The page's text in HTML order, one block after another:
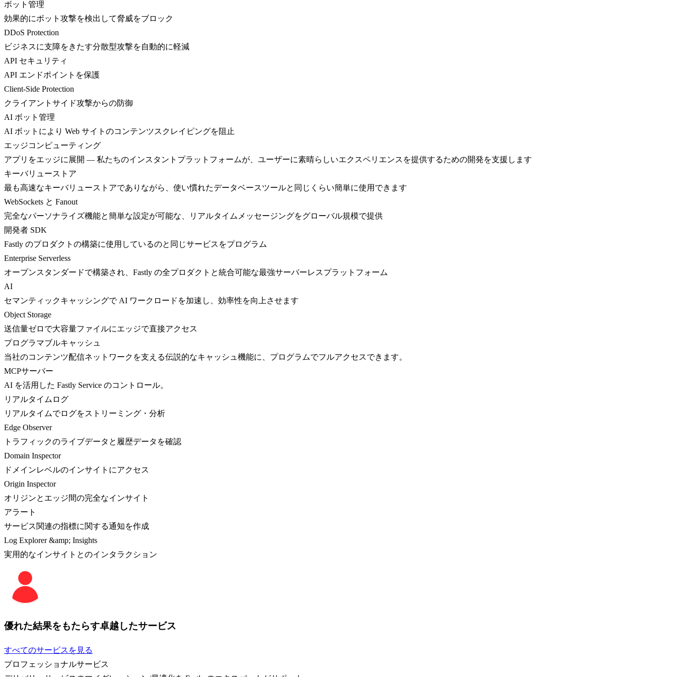
ボット管理
効果的にボット攻撃を検出して脅威をブロック
DDoS Protection
ビジネスに支障をきたす分散型攻撃を自動的に軽減
API セキュリティ
API エンドポイントを保護
Client-Side Protection
クライアントサイド攻撃からの防御
AI ボット管理
AI ボットにより Web サイトのコンテンツスクレイピングを阻止
エッジコンピューティング
アプリをエッジに展開 — 私たちのインスタントプラットフォームが、ユーザーに素晴らしいエクスペリエンスを提供するための開発を支援します
キーバリューストア
最も高速なキーバリューストアでありながら、使い慣れたデータベースツールと同じくらい簡単に使用できます
WebSockets と Fanout
完全なパーソナライズ機能と簡単な設定が可能な、リアルタイムメッセージングをグローバル規模で提供
開発者 SDK
Fastly のプロダクトの構築に使用しているのと同じサービスをプログラム
Enterprise Serverless
オープンスタンダードで構築され、Fastly の全プロダクトと統合可能な最強サーバーレスプラットフォーム
AI
セマンティックキャッシングで AI ワークロードを加速し、効率性を向上させます
Object Storage
送信量ゼロで大容量ファイルにエッジで直接アクセス
プログラマブルキャッシュ
当社のコンテンツ配信ネットワークを支える伝説的なキャッシュ機能に、プログラムでフルアクセスできます。
MCPサーバー
AI を活用した Fastly Service のコントロール。
リアルタイムログ
リアルタイムでログをストリーミング・分析
Edge Observer
トラフィックのライブデータと履歴データを確認
Domain Inspector
ドメインレベルのインサイトにアクセス
Origin Inspector
オリジンとエッジ間の完全なインサイト
アラート
サービス関連の指標に関する通知を作成
Log Explorer &amp; Insights
実用的なインサイトとのインタラクション
優れた結果をもたらす卓越したサービス
すべてのサービスを見る
プロフェッショナルサービス